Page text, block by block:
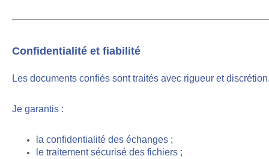
Confidentialité et fiabilité
Les documents confiés sont traités avec rigueur et
Je garantis :
la confidentialité des échanges ;
le traitement sécurisé des fichiers ;